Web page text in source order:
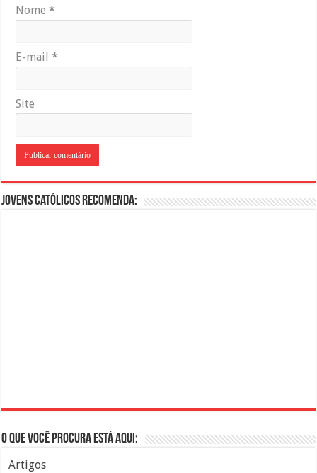
Nome*
E-mail*
Site
Jovens Católicos Recomenda:
O que você procura está aqui:
Artigos